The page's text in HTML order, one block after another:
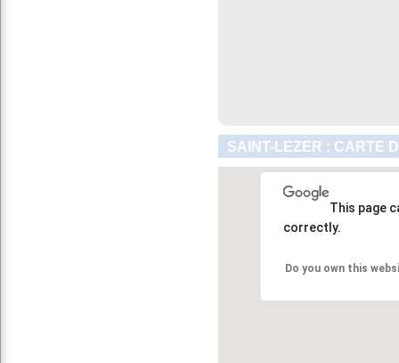
SAINT-LEZER : CARTE
This page
correctly.
Do you own this